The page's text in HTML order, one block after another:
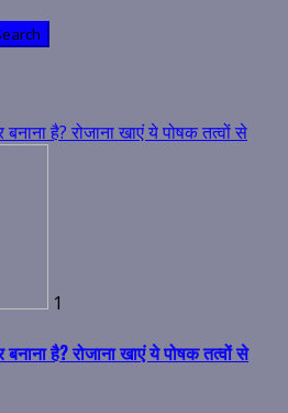
है? रोजाना खाएं ये पोषक तत्वों से
1
है? रोजाना खाएं ये पोषक तत्वों से